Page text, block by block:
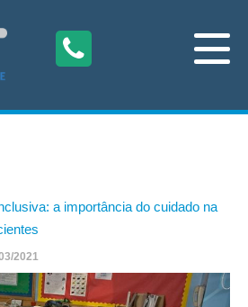
a importância do cuidado na
2021